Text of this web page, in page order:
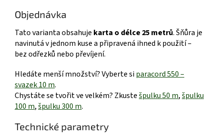
Objednávka
Tato varianta obsahuje karta o délce 25 metrů. Šňůra je
navinutá v jednom kuse a připravená ihned k použití –
bez odřezků nebo převíjení.
Hledáte menší množství? Vyberte siparacord 550 –
svazek 10 m.
Chystáte se tvořit ve velkém? Zkustešpulku 50 m,špulku
100 m,špulku 300 m.
Technické parametry